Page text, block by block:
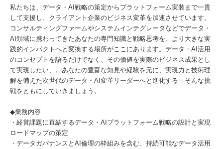
私たちは、データ・AI戦略の策定からプラットフォーム実装まで一貫
して支援し、クライアント企業のビジネス変革を加速させています。
コンサルティングファームやシステムインテグレータなどでデータ・
AI領域に携わってきたあなたの専門知識と戦略思考を、より大きな実
践的インパクトへと変換する場所がここにあります。データ・AI活用
のコンセプトを語るだけでなく、その価値を実際のビジネス成果とし
て実現したい、。あなたの豊富な知見や経験を元に、実現力と技術理
解を備えた次世代のデータ・AI変革リーダーへと進化する—そんな挑
戦をともにしていきましょう。
◆業務内容
・経営課題に直結するデータ・AIプラットフォーム戦略の設計と実現
ロードマップの策定
・データガバナンスとAI倫理の枠組みを含む、持続可能なデータ活用